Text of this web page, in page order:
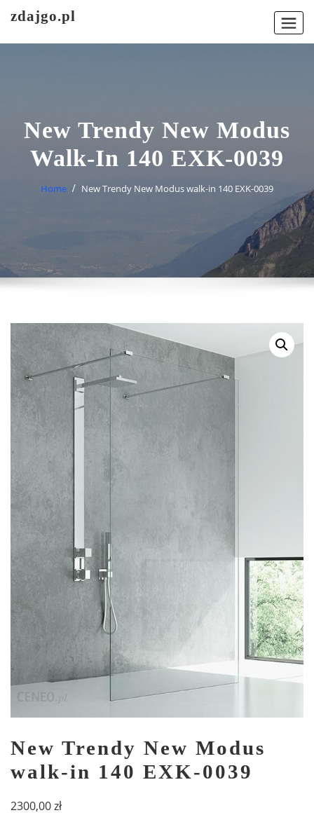
zdajgo.pl
New Trendy New Modus
Walk-In 140 EXK-0039
Home New Trendy New Modus walk-in 140 EXK-0039
New Trendy New Modus
walk-in 140 EXK-0039
2300,00zł